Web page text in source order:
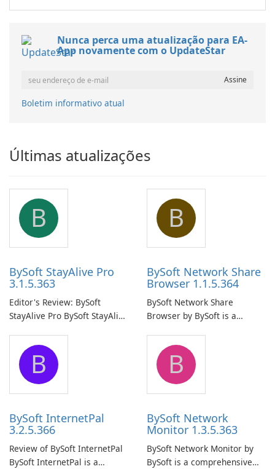
Nunca perca uma atualização para EA-
App novamente com o UpdateStar
Boletim informativo atual
Últimas atualizações
B
BySoft StayAlive Pro
3.1.5.363
Editor's Review: BySoft
StayAlive Pro BySoft StayAlive
application designed to
ensure the continuous and
uninterrupted operation of
your computer system.
B
BySoft Network Share
Browser 1.1.5.364
BySoft Network Share
Browser by BySoft is a
application that allows users
to easily browse and manage
shared folders on their
network.
B
BySoft InternetPal
3.2.5.366
Review of BySoft InternetPal
BySoft InternetPal is a
B
BySoft Network
Monitor 1.3.5.363
BySoft Network Monitor by
BySoft is a comprehensive